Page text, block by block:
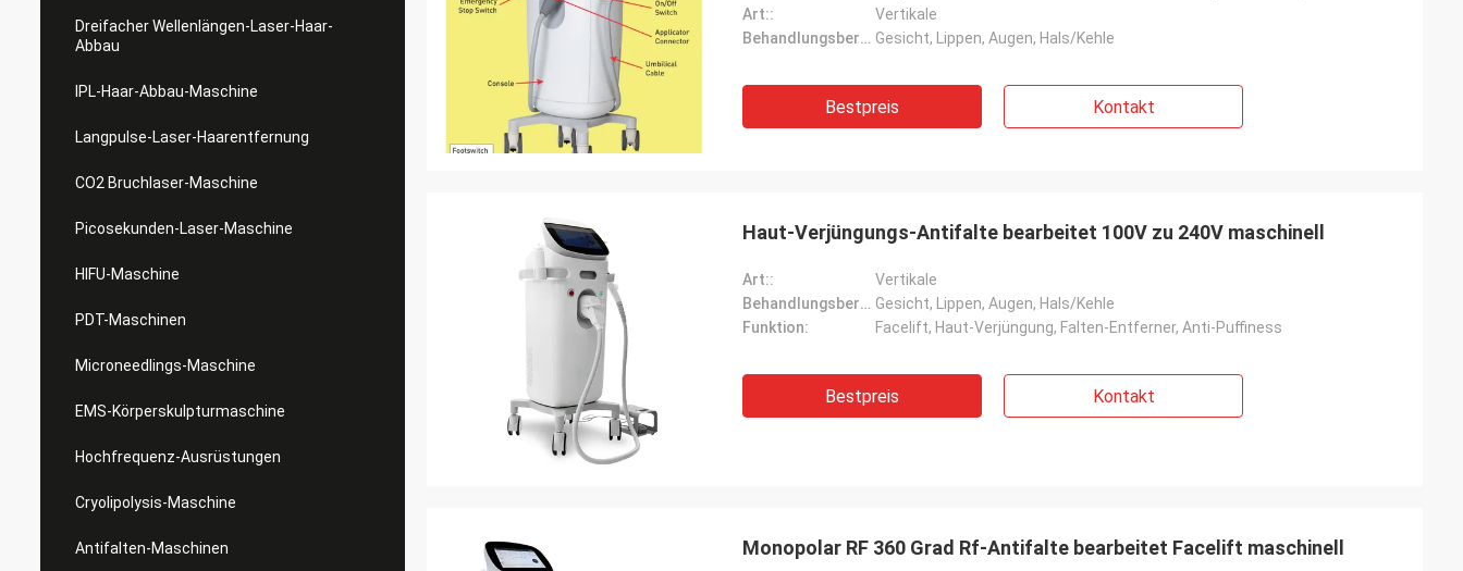
Dreifacher Wellenlängen-Laser-Haar-
Abbau
IPL-Haar-Abbau-Maschine
Langpulse-Laser-Haarentfernung
CO2 Bruchlaser-Maschine
Picosekunden-Laser-Maschine
HIFU-Maschine
PDT-Maschinen
Microneedlings-Maschine
EMS-Körperskulpturmaschine
Hochfrequenz-Ausrüstungen
Cryolipolysis-Maschine
Antifalten-Maschinen
Art::
Vertikale
Behandlungsbereich:: Gesicht, Lippen, Augen, Hals/Kehle
Bestpreis Kontakt
Haut-Verjüngungs-Antifalte bearbeitet 100V zu 240V maschinell
Art::
Vertikale
Behandlungsbereich:: Gesicht, Lippen, Augen, Hals/Kehle
Funktion:
Facelift, Haut-Verjüngung, Falten-Entferner, Anti-Puffiness
Bestpreis Kontakt
Monopolar RF 360 Grad Rf-Antifalte bearbeitet Facelift maschinell